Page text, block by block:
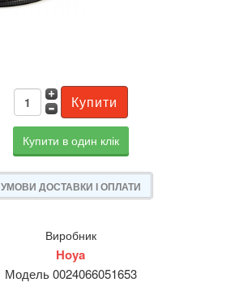
Купити в один клік
УМОВИ ДОСТАВКИ І ОПЛАТИ
Виробник
Hoya
Модель 0024066051653